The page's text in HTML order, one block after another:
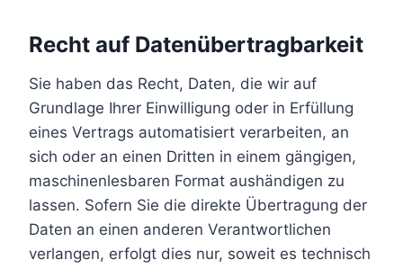
Recht auf Datenübertragbarkeit
Sie haben das Recht, Daten, die wir auf
Grundlage Ihrer Einwilligung oder in Erfüllung
eines Vertrags automatisiert verarbeiten, an
sich oder an einen Dritten in einem gängigen,
maschinenlesbaren Format aushändigen zu
lassen. Sofern Sie die direkte Übertragung der
Daten an einen anderen Verantwortlichen
verlangen, erfolgt dies nur, soweit es technisch